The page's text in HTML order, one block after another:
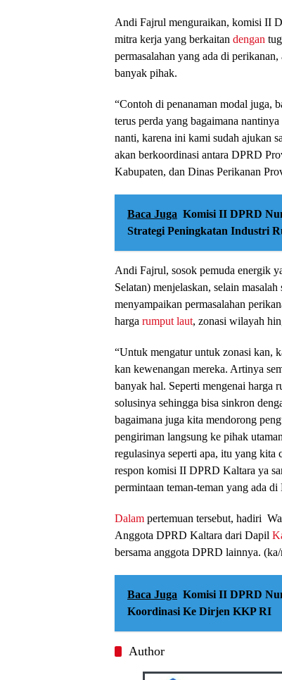
Andi Fajrul menguraikan, komisi II
mitra kerja yang berkaitan dengan
permasalahan yang ada di
banyak pihak.
“Contoh di penanaman modal juga,
terus perda yang bagaimana
nanti, karena ini kami sudah ajukan
akan berkoordinasi antara DPRD
Kabupaten, dan Dinas Perikanan
Baca Juga Komisi II DPRD
Strategi Peningkatan Industri
Andi Fajrul, sosok pemuda energik
Selatan) menjelaskan, selain
menyampaikan permasalahan
harga rumput laut, zonasi wilayah
“Untuk mengatur untuk zonasi kan,
kan kewenangan mereka. Artinya
banyak hal. Seperti mengenai harga
solusinya sehingga bisa sinkron
bagaimana juga kita mendorong
pengiriman langsung ke pihak
regulasinya seperti apa, itu yang
respon komisi II DPRD Kaltara ya
permintaan teman-teman yang ada
Dalam pertemuan tersebut, hadiri
Anggota DPRD Kaltara dari Dapil
bersama anggota DPRD lainnya.
Baca Juga Komisi II DPRD
Koordinasi Ke Dirjen KKP RI
Author